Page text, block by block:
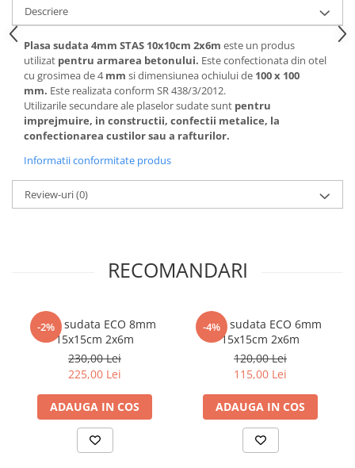
Descriere
Plasa sudata 4mm STAS 10x10cm 2x6m este un produs
utilizat pentru armarea betonului. Este confectionata din otel
cu grosimea de 4mm si dimensiunea ochiului de 100 x 100
mm. Este realizata conform SR 438/3/2012.
Utilizarile secundare ale plaselor sudate sunt pentru
imprejmuire, in constructii, confectii metalice, la
confectionarea custilor sau a rafturilor.
Informatii conformitate produs
Review-uri(0)
RECOMANDARI
-2%
Plasa sudata ECO 8mm
15x15cm 2x6m
230,00 Lei
225,00 Lei
ADAUGA IN COS
-4%
Plasa sudata ECO 6mm
15x15cm 2x6m
120,00 Lei
115,00 Lei
ADAUGA IN COS